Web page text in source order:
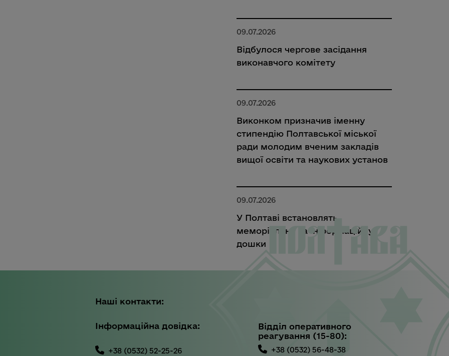
09.07.2026
Відбулося чергове засідання
виконавчого комітету
09.07.2026
Виконком призначив іменну
стипендію Полтавської міської
ради молодим вченим закладів
вищої освіти та наукових установ
09.07.2026
У Полтаві встановлять
меморіальну та інформаційну
дошки
Наші контакти:
Інформаційна довідка:
+38 (0532) 52-25-26
Відділ оперативного
реагування (15-80):
+38 (0532) 56-48-38